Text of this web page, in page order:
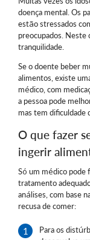
doença mental. Os
estão stressados
preocupados. Neste
tranquilidade.
Se o doente beber
alimentos, existe
médico, com
a pessoa pode
mas tem dificuldade
O que fazer
ingerir
Só um médico pode
tratamento
análises, com base
recusa de comer:
Para os